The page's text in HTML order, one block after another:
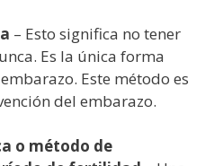
– Esto significa no tener
Es la única forma
Este método es
del embarazo.
o método de